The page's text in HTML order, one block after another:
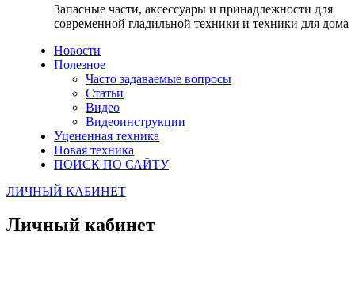
Запасные части, аксессуары и принадлежности для
современной гладильной техники и техники для дома
Новости
Полезное
Часто задаваемые вопросы
Статьи
Видео
Видеоинструкции
Уцененная техника
Новая техника
ПОИСК ПО САЙТУ
ЛИЧНЫЙ КАБИНЕТ
Личный кабинет